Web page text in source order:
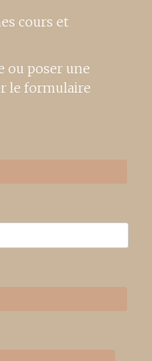
cours et
ou poser une
le formulaire